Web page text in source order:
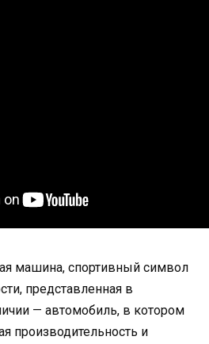
машина, спортивный символ
представленная в
— автомобиль, в котором
производительность и